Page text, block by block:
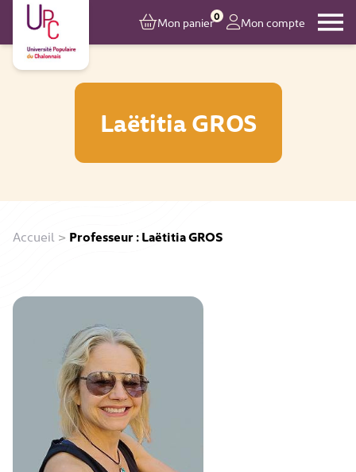
Mon panier0 Mon compte
Laëtitia GROS
Accueil > Professeur : Laëtitia GROS